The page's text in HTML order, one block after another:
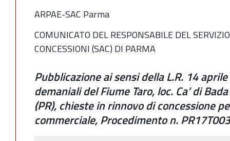
ARPAE-SAC Parma
COMUNICATO DEL RESPONSABILE DEL
CONCESSIONI (SAC) DI PARMA
Pubblicazione ai sensi della L.R. 14
demaniali del Fiume Taro, loc. Ca’ di
(PR), chieste in rinnovo di concessione
commerciale, Procedimento n.